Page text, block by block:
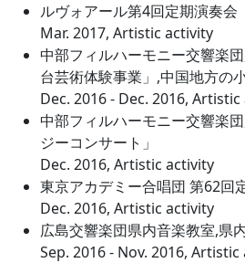
ルヴォアール第4回定期演奏会
Mar. 2017, Artistic activity
中部フィルハーモニー交響楽
台芸術体験事業」,中国地方の
Dec. 2016 - Dec. 2016,
中部フィルハーモニー交響楽
ジーコンサート」
Dec. 2016, Artistic activity
東京アカデミー合唱団 第62回
Dec. 2016, Artistic activity
広島交響楽団県内音楽教室,県
Sep. 2016 - Nov. 2016,